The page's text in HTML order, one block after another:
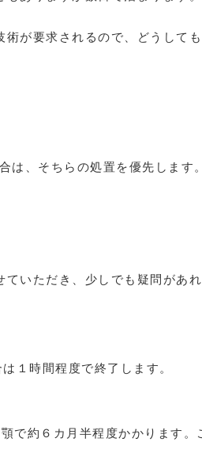
が要求されるので、どうしても
、そちらの処置を優先します
いただき、少しでも疑問があ
１時間程度で終了します。
で約６カ月半程度かかります。